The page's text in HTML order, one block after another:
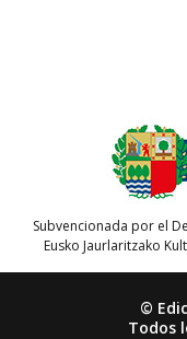
Subvencionada por el
Eusko Jaurlaritzako
©
Todos